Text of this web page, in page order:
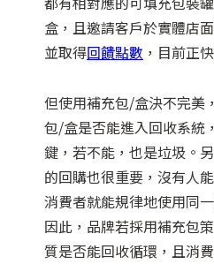
盒，且邀請客戶於實體店
並取得回饋點數 ，目前正
但使用補充包/盒決不完美
包/盒是否能進入回收系統
鍵，若不能，也是垃圾。
的回購也很重要，沒有人
消費者就能規律地使用同
因此，品牌若採用補充包
質是否能回收循環，且消